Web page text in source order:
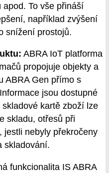
To vše přináší
například zvýšení
snížení prostojů.
ABRA IoT platforma
propojuje objekty a
ABRA Gen přímo s
jsou dostupné
kartě zboží lze
skladu, otřesů při
jestli nebyly překročeny
skladování.
funkcionalita IS ABRA